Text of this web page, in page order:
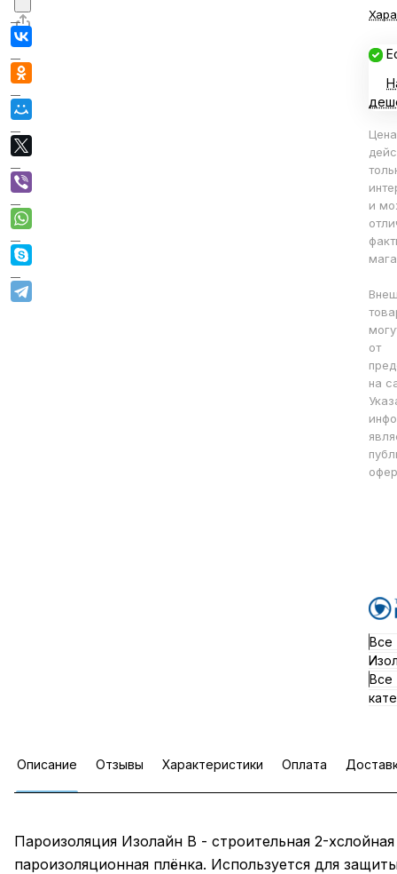
Цена
и
от
на
Все
Все
Описание Отзывы Характеристики Оплата
Пароизоляция Изолайн В - строительная 2-хслойная
пароизоляционная плёнка. Используется для